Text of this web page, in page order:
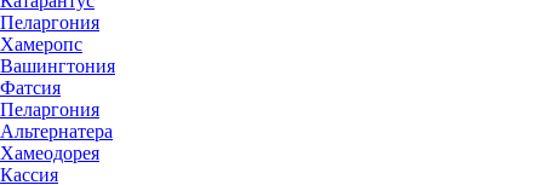
Пеларгония
Хамеропс
Вашингтония
Фатсия
Пеларгония
Альтернатера
Хамеодорея
Кассия